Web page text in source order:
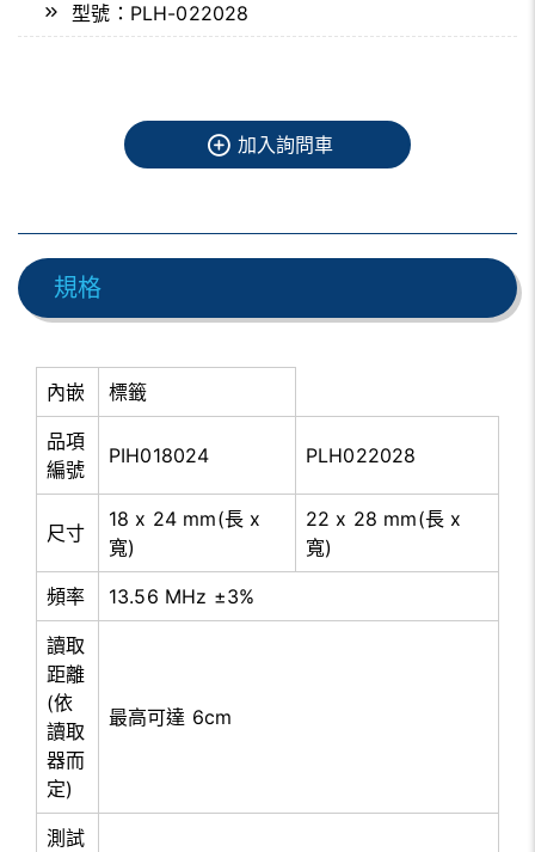
型號：PLH-022028
加入詢問車
規格
內嵌 標籤
品項
編號
PIH018024 PLH022028
尺寸
18 x 24 mm(長 x
寬)
22 x 28 mm(長 x
寬)
頻率 13.56 MHz ±3%
讀取
距離
(依
讀取
器而
定)
最高可達 6cm
測試